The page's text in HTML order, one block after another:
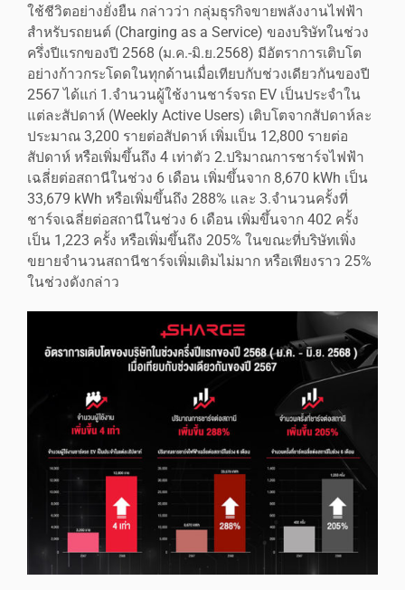
ใช้ชีวิตอย่างยั่งยืน กล่าวว่า กลุ่มธุรกิจขายพลังงานไฟฟ้า
สำหรับรถยนต์ (Charging as a Service) ของบริษัทในช่วง
ครึ่งปีแรกของปี 2568 (ม.ค.-มิ.ย.2568) มีอัตราการเติบโต
อย่างก้าวกระโดดในทุกด้านเมื่อเทียบกับช่วงเดียวกันของปี
2567 ได้แก่ 1.จำนวนผู้ใช้งานชาร์จรถ EV เป็นประจำใน
แต่ละสัปดาห์ (Weekly Active Users) เติบโตจากสัปดาห์ละ
ประมาณ 3,200 รายต่อสัปดาห์ เพิ่มเป็น 12,800 รายต่อ
สัปดาห์ หรือเพิ่มขึ้นถึง 4 เท่าตัว 2.ปริมาณการชาร์จไฟฟ้า
เฉลี่ยต่อสถานีในช่วง 6 เดือน เพิ่มขึ้นจาก 8,670 kWh เป็น
33,679 kWh หรือเพิ่มขึ้นถึง 288% และ 3.จำนวนครั้งที่
ชาร์จเฉลี่ยต่อสถานีในช่วง 6 เดือน เพิ่มขึ้นจาก 402 ครั้ง
เป็น 1,223 ครั้ง หรือเพิ่มขึ้นถึง 205% ในขณะที่บริษัทเพิ่ง
ขยายจำนวนสถานีชาร์จเพิ่มเติมไม่มาก หรือเพียงราว 25%
ในช่วงดังกล่าว